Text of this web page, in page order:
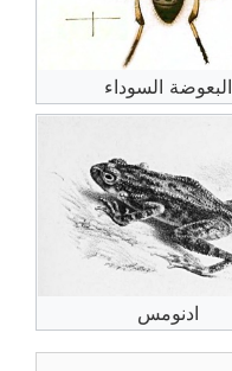
البعوضة السوداء
ادنومس